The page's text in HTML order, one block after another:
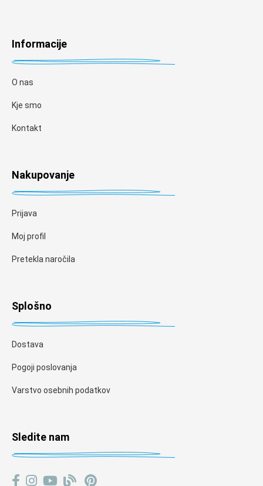
Informacije
O nas
Kje smo
Kontakt
Nakupovanje
Prijava
Moj profil
Pretekla naročila
Splošno
Dostava
Pogoji poslovanja
Varstvo osebnih podatkov
Sledite nam